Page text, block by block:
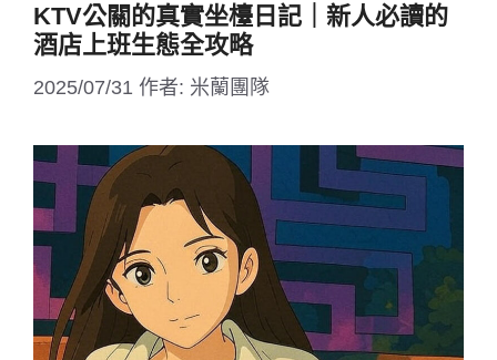
KTV公關的真實坐檯日記｜新人必讀的
酒店上班生態全攻略
2025/07/31 作者: 米蘭團隊